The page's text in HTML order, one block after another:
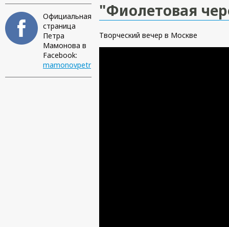
Официальная
страница
Петра
Мамонова в
Facebook:
mamonovpetr
"Фиолетовая
Творческий вечер в Москве